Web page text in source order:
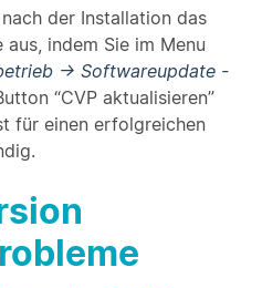
der Installation das
indem Sie im Menu
-> Softwareupdate -
“CVP aktualisieren”
für einen erfolgreichen